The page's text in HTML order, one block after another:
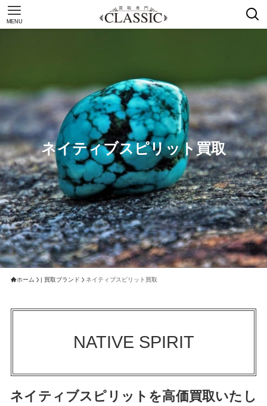
MENU
ネイティブスピリット買取
ホーム | 買取ブランド ネイティブスピリット買取
NATIVE SPIRIT
ネイティブスピリットを高価買取いたし